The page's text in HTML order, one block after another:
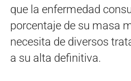
que la enfermedad
porcentaje de su masa
necesita de diversos
a su alta definitiva.